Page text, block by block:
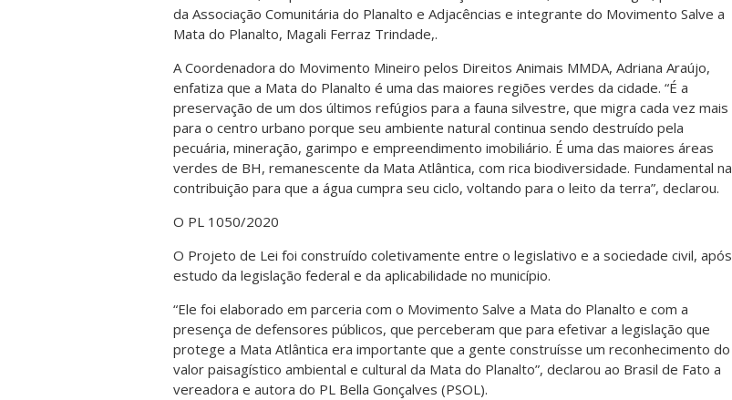
da Associação Comunitária do Planalto e Adjacências e integrante do Movimento Salve a
Mata do Planalto, Magali Ferraz Trindade,.
A Coordenadora do Movimento Mineiro pelos Direitos Animais MMDA, Adriana Araújo,
enfatiza que a Mata do Planalto é uma das maiores regiões verdes da cidade. “É a
preservação de um dos últimos refúgios para a fauna silvestre, que migra cada vez mais
para o centro urbano porque seu ambiente natural continua sendo destruído pela
pecuária, mineração, garimpo e empreendimento imobiliário. É uma das maiores áreas
verdes de BH, remanescente da Mata Atlântica, com rica biodiversidade. Fundamental na
contribuição para que a água cumpra seu ciclo, voltando para o leito da terra”, declarou.
O PL 1050/2020
O Projeto de Lei foi construído coletivamente entre o legislativo e a sociedade civil, após
estudo da legislação federal e da aplicabilidade no município.
“Ele foi elaborado em parceria com o Movimento Salve a Mata do Planalto e com a
presença de defensores públicos, que perceberam que para efetivar a legislação que
protege a Mata Atlântica era importante que a gente construísse um reconhecimento do
valor paisagístico ambiental e cultural da Mata do Planalto”, declarou ao Brasil de Fato a
vereadora e autora do PL Bella Gonçalves (PSOL).